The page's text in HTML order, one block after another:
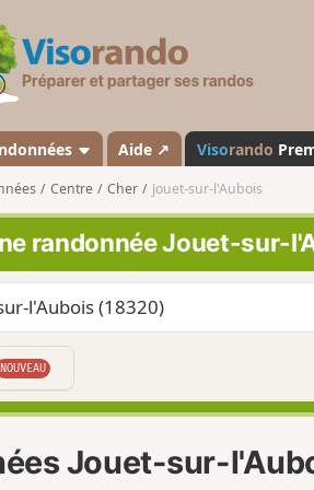
s
a
n
d
o
Aide ↗ Visorando
Centre Cher Jouet-sur-l'Aubois
randonnée Jouet-sur-
NOUVEAU
Jouet-sur-